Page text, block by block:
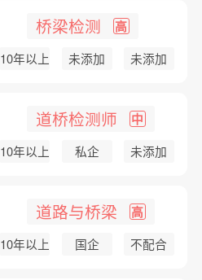
桥梁检测 高
10年以上 未添加 未添加
道桥检测师 中
10年以上 私企 未添加
道路与桥梁 高
10年以上 国企 不配合